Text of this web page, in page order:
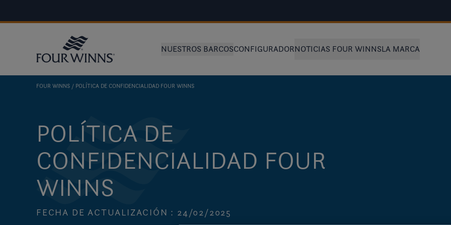
NUESTROS BARCOSCONFIGURADORNOTICIAS FOUR WINNSLA MARCA
FOUR WINNS POLÍTICA DE CONFIDENCIALIDAD FOUR WINNS
POLÍTICA DE
CONFIDENCIALIDAD FOUR
WINNS
FECHA DE ACTUALIZACIÓN : 24/02/2025